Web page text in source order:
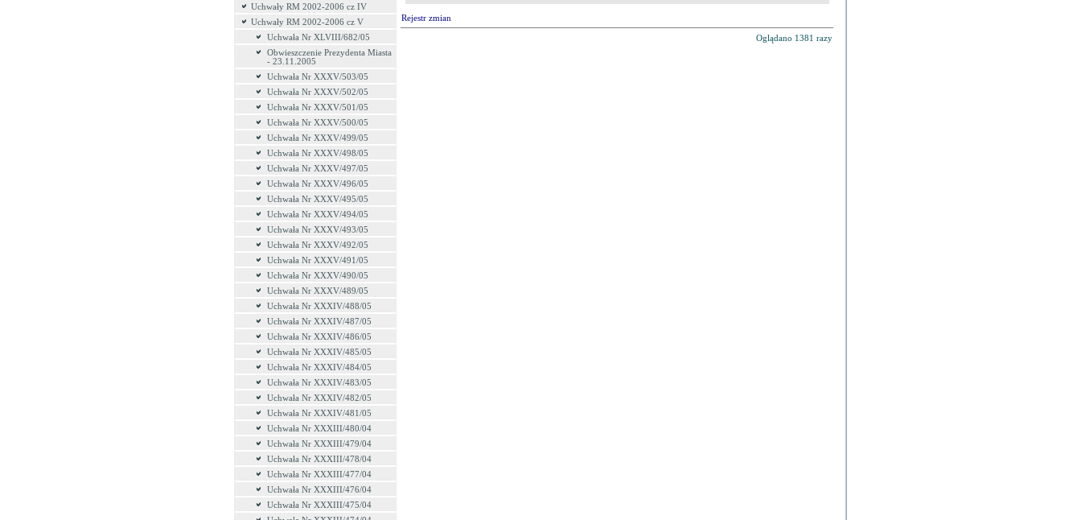
Uchwały RM 2002-2006 cz IV
Uchwały RM 2002-2006 cz V
Uchwała Nr XLVIII/682/05
Obwieszczenie Prezydenta Miasta
- 23.11.2005
Uchwała Nr XXXV/503/05
Uchwała Nr XXXV/502/05
Uchwała Nr XXXV/501/05
Uchwała Nr XXXV/500/05
Uchwała Nr XXXV/499/05
Uchwała Nr XXXV/498/05
Uchwała Nr XXXV/497/05
Uchwała Nr XXXV/496/05
Uchwała Nr XXXV/495/05
Uchwała Nr XXXV/494/05
Uchwała Nr XXXV/493/05
Uchwała Nr XXXV/492/05
Uchwała Nr XXXV/491/05
Uchwała Nr XXXV/490/05
Uchwała Nr XXXV/489/05
Uchwała Nr XXXIV/488/05
Uchwała Nr XXXIV/487/05
Uchwała Nr XXXIV/486/05
Uchwała Nr XXXIV/485/05
Uchwała Nr XXXIV/484/05
Uchwała Nr XXXIV/483/05
Uchwała Nr XXXIV/482/05
Uchwała Nr XXXIV/481/05
Uchwała Nr XXXIII/480/04
Uchwała Nr XXXIII/479/04
Uchwała Nr XXXIII/478/04
Uchwała Nr XXXIII/477/04
Uchwała Nr XXXIII/476/04
Uchwała Nr XXXIII/475/04
Rejestr zmian
Oglądano 1381 razy